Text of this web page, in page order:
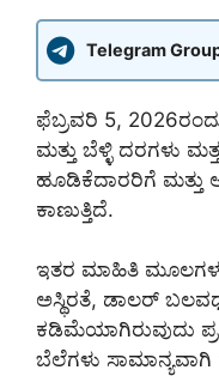
Telegram
ಫೆಬ್ರವರಿ 5,
ಮತ್ತು ಬೆಳ್ಳಿ ದರಗಳು
ಹೂಡಿಕೆದಾರರಿಗೆ
ಕಾಣುತ್ತಿದೆ.
ಇತರ ಮಾಹಿತಿ ಮೂಲಗಳ
ಅಸ್ಥಿರತೆ, ಡಾಲರ್
ಕಡಿಮೆಯಾಗಿರುವುದು
ಬೆಲೆಗಳು ಸಾಮಾನ್ಯವಾಗಿ